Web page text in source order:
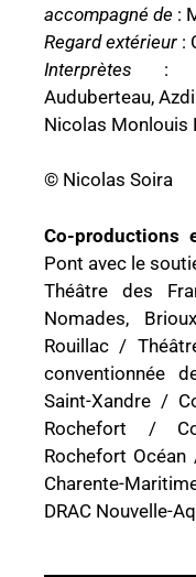
accompagné de :
Regard extérieur :
Interprètes :
Auduberteau,
Nicolas Monlouis
© Nicolas Soira
Co-productions
Pont avec le
Théâtre des
Nomades,
Rouillac /
conventionnée
Saint-Xandre /
Rochefort /
Rochefort
Charente-
DRAC Nouvelle-